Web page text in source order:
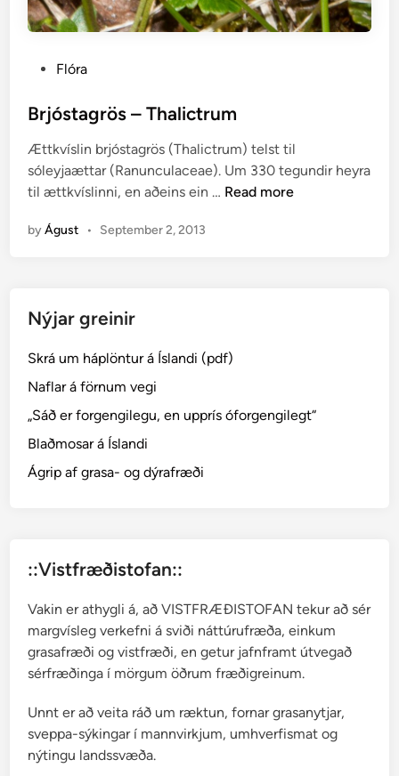
s
e
d
i
Flóra
Brjóstagrös – Thalictrum
Ættkvíslin brjóstagrös (Thalictrum) telst til
sóleyjaættar (Ranunculaceae). Um 330 tegundir heyra
til ættkvíslinni, en aðeins ein … B
r
–
u
m
Read more
byÁgust • September 2, 2013
Nýjar greinir
Skrá um háplöntur á Íslandi (pdf)
Naflar á förnum vegi
„Sáð er forgengilegu, en upprís óforgengilegt“
Blaðmosar á Íslandi
Ágrip af grasa- og dýrafræði
::Vistfræðistofan::
Vakin er athygli á, að VISTFRÆÐISTOFAN tekur að sér
margvísleg verkefni á sviði náttúrufræða, einkum
grasafræði og vistfræði, en getur jafnframt útvegað
sérfræðinga í mörgum öðrum fræðigreinum.
Unnt er að veita ráð um ræktun, fornar grasanytjar,
sveppa-sýkingar í mannvirkjum, umhverfismat og
nýtingu landssvæða.